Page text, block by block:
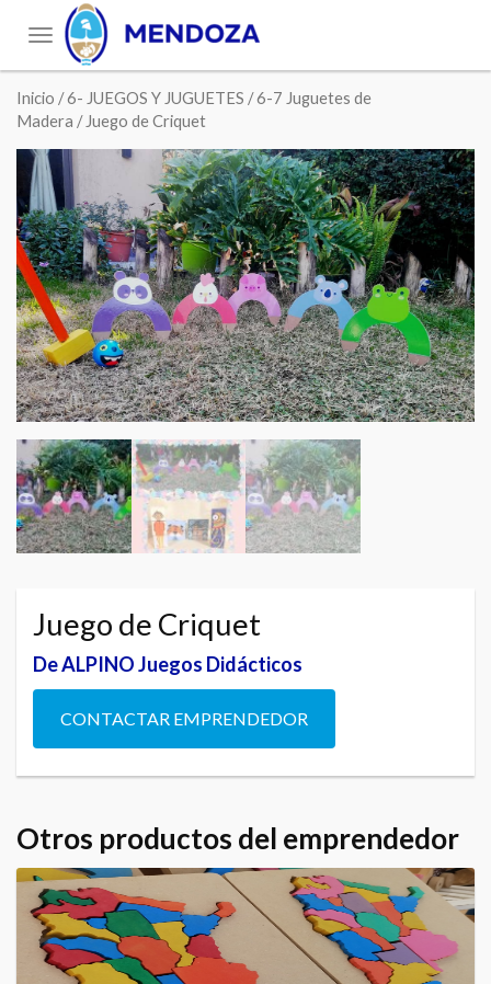
Toggle
navigation
Inicio /6- JUEGOS Y JUGUETES /6-7 Juguetes de
Madera / Juego de Criquet
Juego de Criquet
De ALPINO Juegos Didácticos
CONTACTAR EMPRENDEDOR
Otros productos del emprendedor